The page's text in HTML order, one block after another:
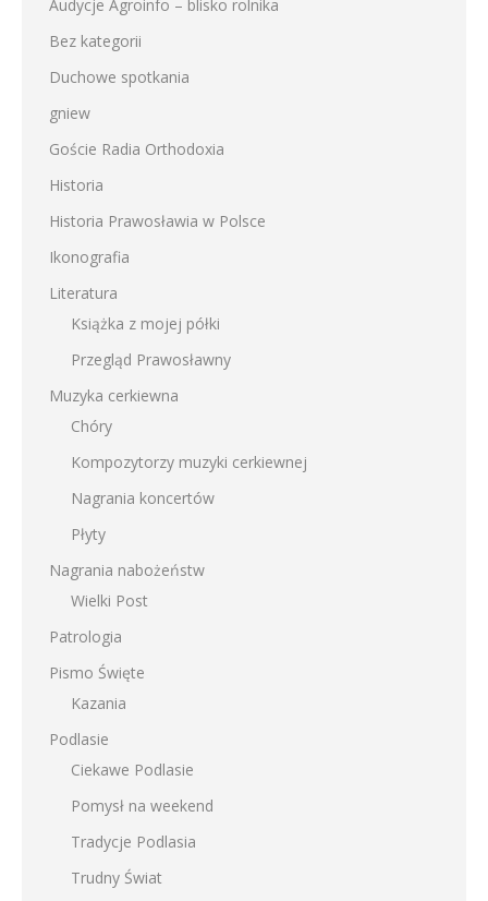
Audycje Agroinfo – blisko rolnika
Bez kategorii
Duchowe spotkania
gniew
Goście Radia Orthodoxia
Historia
Historia Prawosławia w Polsce
Ikonografia
Literatura
Książka z mojej półki
Przegląd Prawosławny
Muzyka cerkiewna
Chóry
Kompozytorzy muzyki cerkiewnej
Nagrania koncertów
Płyty
Nagrania nabożeństw
Wielki Post
Patrologia
Pismo Święte
Kazania
Podlasie
Ciekawe Podlasie
Pomysł na weekend
Tradycje Podlasia
Trudny Świat